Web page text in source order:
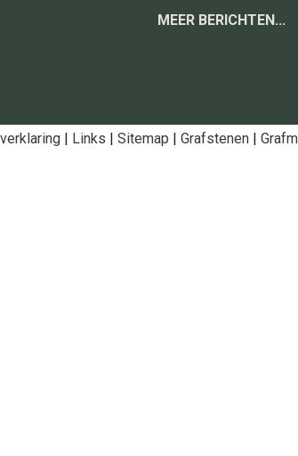
MEER BERICHTEN...
| Links | Sitemap | Grafstenen |